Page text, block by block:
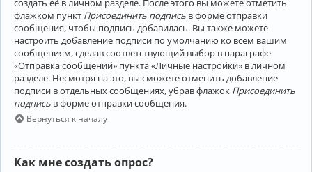
флажком пункт Присоединить подпись в форме отправки
сообщения, чтобы подпись добавилась. Вы также можете
настроить добавление подписи по умолчанию ко всем вашим
сообщениям, сделав соответствующий выбор в параграфе
«Отправка сообщений» пункта «Личные настройки» в личном
разделе. Несмотря на это, вы сможете отменить добавление
подписи в отдельных сообщениях, убрав флажок Присоединить
подпись в форме отправки сообщения.
Вернуться к началу
Как мне создать опрос?